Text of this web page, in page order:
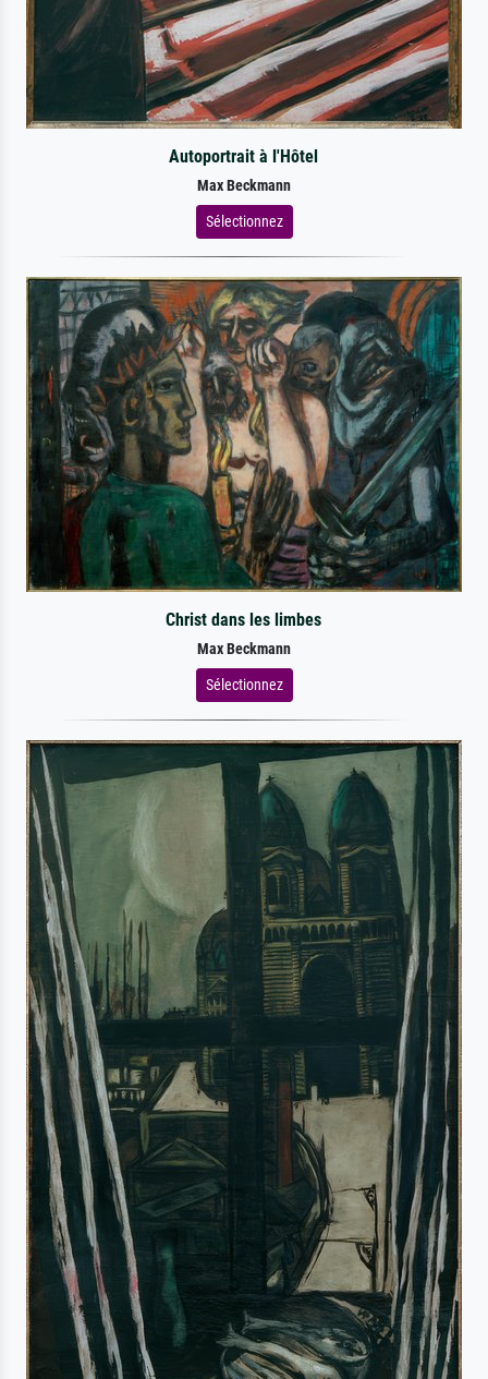
Autoportrait à l'Hôtel
Max Beckmann
Sélectionnez
Christ dans les limbes
Max Beckmann
Sélectionnez